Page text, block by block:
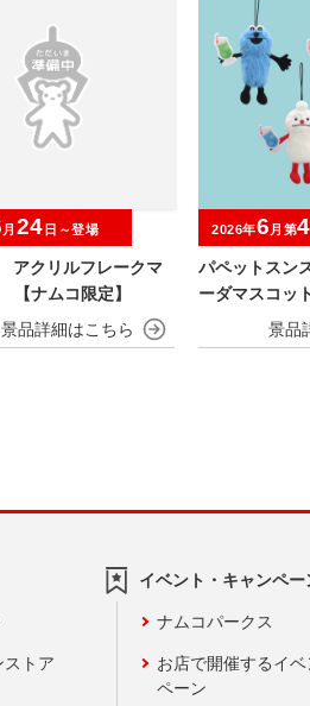
アクリルフレークマ
【ナムコ限定】
月 24 日～登場
パペットスン
ーダマスコッ
2026年6 月第4
トア
イベント・キャンペー
ナムコパークス
お店で開催するイ
ペーン